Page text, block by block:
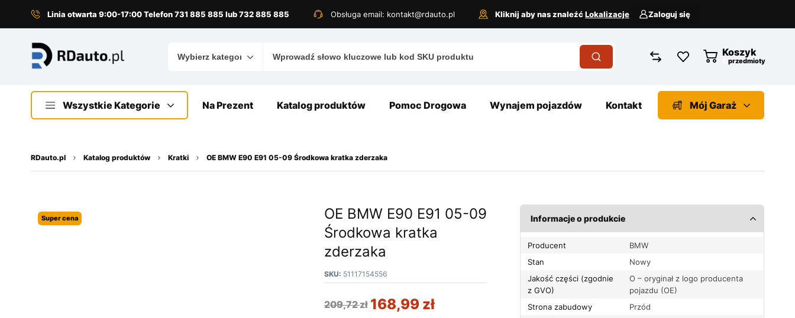
Linia otwarta 9:00-17:00 Telefon 731 885 885 lub 732 885 885 Obsługa email: kontakt@rdauto.pl Kliknij aby nas znaleźćLokalizacje Zaloguj się
Koszyk
przedmioty
Wszystkie Kategorie Na Prezent Katalog produktów Pomoc Drogowa Wynajem pojazdów Kontakt Mój Garaż
RDauto.pl Katalog produktów Kratki OE BMW E90 E91 05-09 Środkowa kratka zderzaka
Super cena
OE BMW E90 E91 05-09
Środkowa kratka
zderzaka
SKU: 51117154556
209,72zł 168,99 zł
Informacje o produkcie
Producent
BMW
Stan
Nowy
Jakość części (zgodnie
z GVO)
O – oryginał z logo producenta
pojazdu (OE)
Strona zabudowy
Przód